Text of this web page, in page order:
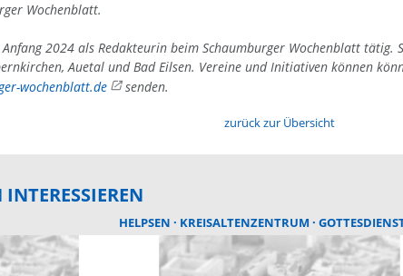
Wochenblatt.
2024 als Redakteurin beim Schaumburger Wochenblatt
Auetal und Bad Eilsen. Vereine und Initiativen können
wochenblatt.de
senden.
zurück zur Übersicht
HELPSEN KREISALTENZENTRUM